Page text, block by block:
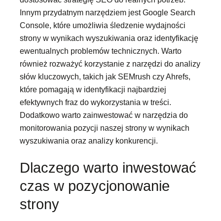
Innym przydatnym narzędziem jest Google Search
Console, które umożliwia śledzenie wydajności
strony w wynikach wyszukiwania oraz identyfikację
ewentualnych problemów technicznych. Warto
również rozważyć korzystanie z narzędzi do analizy
słów kluczowych, takich jak SEMrush czy Ahrefs,
które pomagają w identyfikacji najbardziej
efektywnych fraz do wykorzystania w treści.
Dodatkowo warto zainwestować w narzędzia do
monitorowania pozycji naszej strony w wynikach
wyszukiwania oraz analizy konkurencji.
Dlaczego warto inwestować
czas w pozycjonowanie
strony